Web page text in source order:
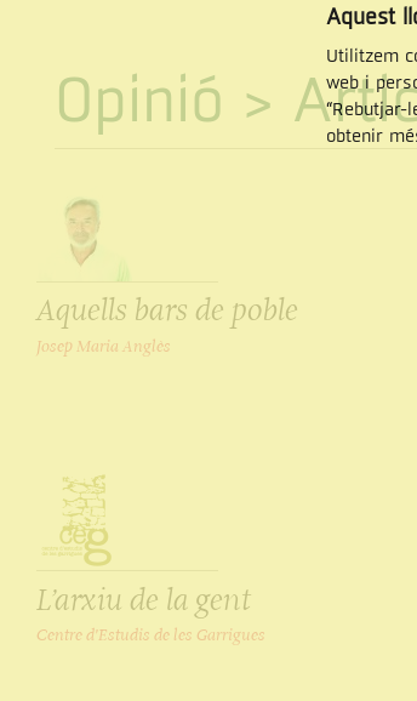
Opinió >
Aquells bars de poble
Josep Maria Anglès
L’arxiu de la gent
Centre d'Estudis de les Garrigues
Aquest
Utilitzem
web i
obtenir